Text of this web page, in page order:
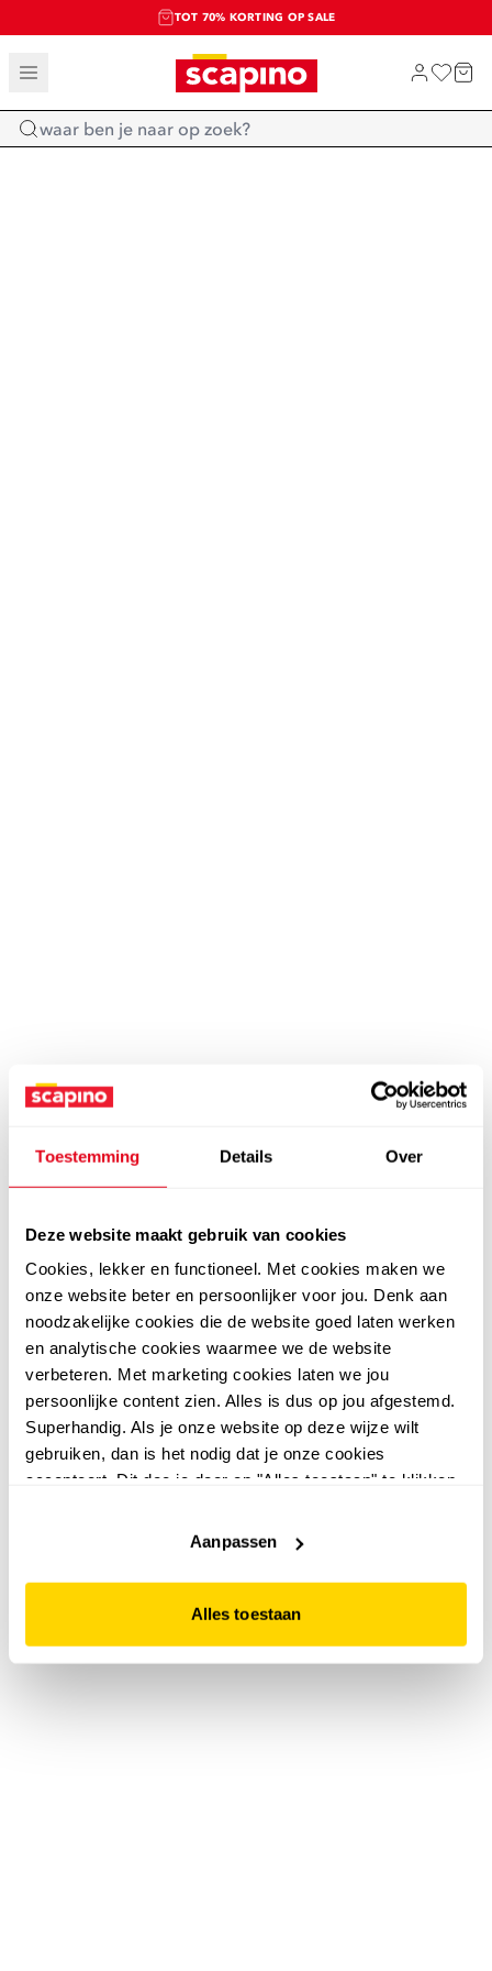
Toestemming Details Over
Deze website maakt gebruik van cookies
Cookies, lekker en functioneel. Met cookies maken we
onze website beter en persoonlijker voor jou. Denk aan
noodzakelijke cookies die de website goed laten werken
en analytische cookies waarmee we de website
verbeteren. Met marketing cookies laten we jou
persoonlijke content zien. Alles is dus op jou afgestemd.
Superhandig. Als je onze website op deze wijze wilt
gebruiken, dan is het nodig dat je onze cookies
accepteert. Dit doe je door op "Alles toestaan" te klikken.
website niet optimaal functioneert.
Aanpassen
Alles toestaan
TOT 70% KORTING OP SALE
SALE: LAATSTE KANS!
SHOP NIEUW
Home